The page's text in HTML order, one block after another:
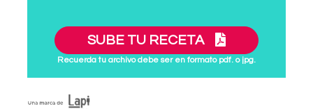
SUBE TU RECETA
Recuerda tu archivo debe ser en formato pdf. o jpg.